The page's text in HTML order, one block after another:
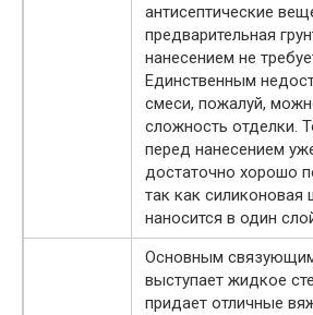
антисептические
предварительная
нанесением не
Единственным
смеси, пожалуй,
сложность отделки.
перед нанесением
достаточно хорошо
так как силиконовая
наносится в один
Основным
выступает жидкое
придает отличные